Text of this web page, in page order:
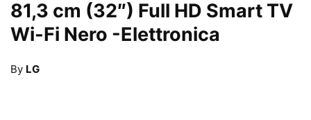
81,3 cm (32″) Full HD Smart TV
Wi-Fi Nero -Elettronica
By LG